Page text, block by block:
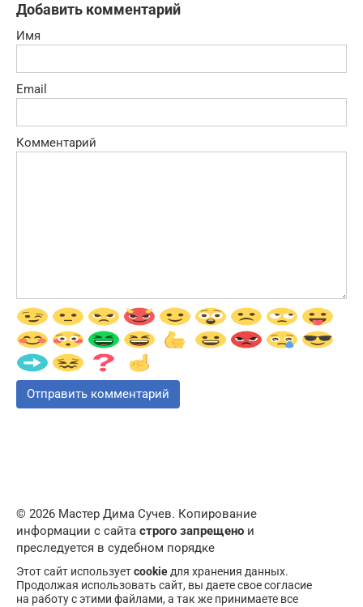
Добавить комментарий
Имя
Email
Комментарий
© 2026 Мастер Дима Сучев. Копирование
информации с сайта строго запрещено и
преследуется в судебном порядке
Этот сайт используетcookie для хранения данных.
Продолжая использовать сайт, вы даете свое согласие
на работу с этими файлами, а так же принимаете все